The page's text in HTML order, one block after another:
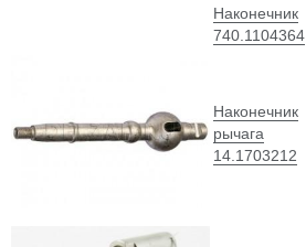
Наконечник
740.1104364
Наконечник
рычага
14.1703212